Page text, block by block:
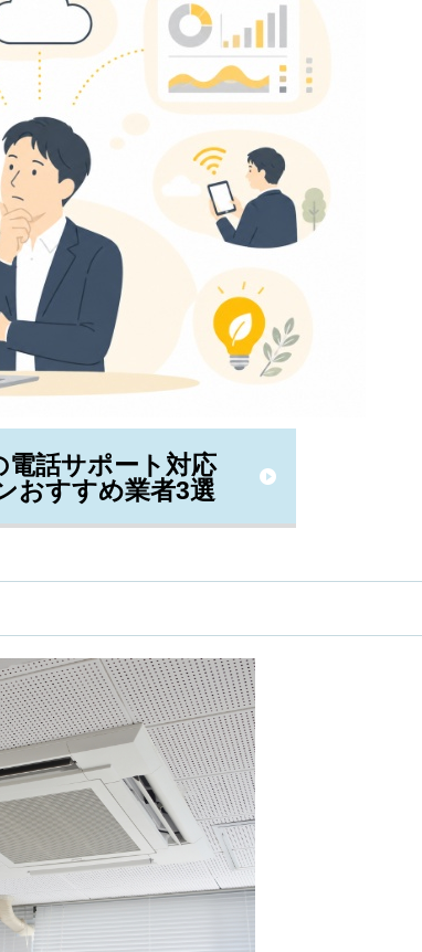
電話サポート対応
おすすめ業者3選